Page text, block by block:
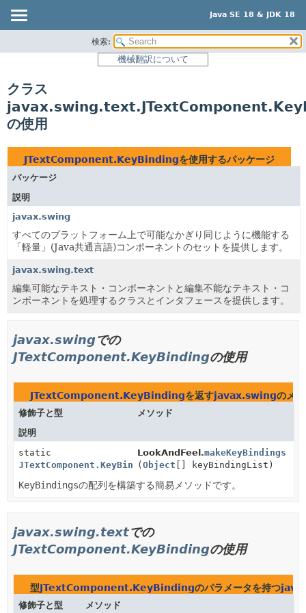
Java SE 18 & JDK 18
パッケージ
クラス
使用
ツリー
新規
非推奨
索引
検索:
機械翻訳について
クラス
の使用
JTextComponent.KeyBindingを使用するパッケージ
パッケージ
説明
javax.swing
すべてのプラットフォーム上で可能なかぎり同じように機能する
「軽量」(Java共通言語)コンポーネントのセットを提供します。
javax.swing.text
編集可能なテキスト・コンポーネントと編集不能なテキスト・コ
ンポーネントを処理するクラスとインタフェースを提供します。
javax.swingでの
JTextComponent.KeyBindingの使用
JTextComponent.KeyBindingを返すjavax.swingのメ
修飾子と型
メソッド
説明
static
JTextComponent.KeyBinding[]
LookAndFeel.makeKeyBindings
(Object [] keyBindingList)
KeyBindingsの配列を構築する簡易メソッドです。
javax.swing.textでの
JTextComponent.KeyBindingの使用
型JTextComponent.KeyBindingのパラメータを持つ
修飾子と型 メソッド